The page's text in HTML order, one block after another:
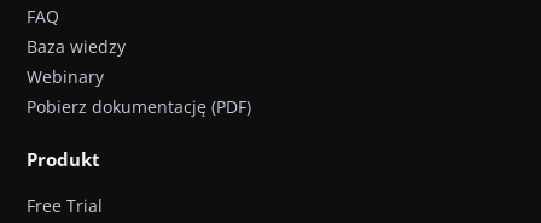
FAQ
Baza wiedzy
Webinary
Pobierz dokumentację (PDF)
Produkt
Free Trial